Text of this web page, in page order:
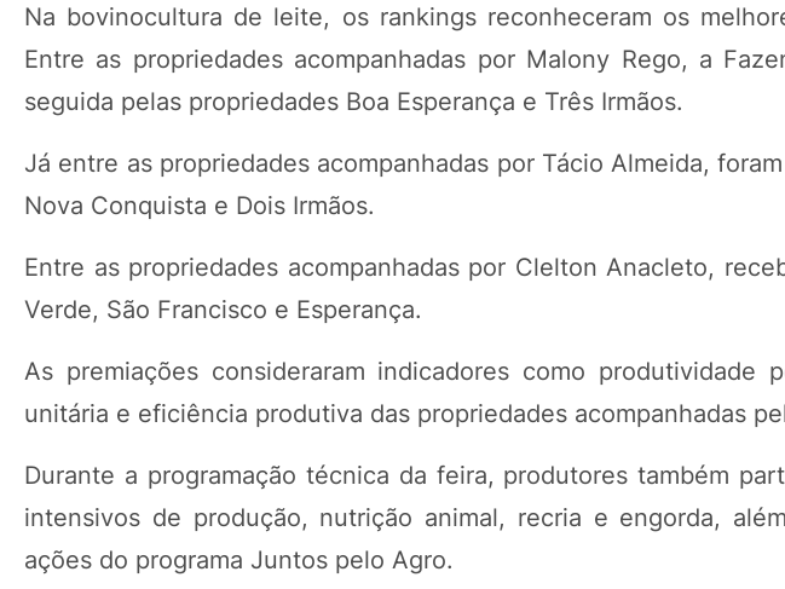
Na bovinocultura de leite, os rankings reconheceram os
Entre as propriedades acompanhadas por Malony Rego, a
seguida pelas propriedades Boa Esperança e Três Irmãos.
Já entre as propriedades acompanhadas por Tácio Almeida,
Nova Conquista e Dois Irmãos.
Entre as propriedades acompanhadas por Clelton Anacleto,
Verde, São Francisco e Esperança.
As premiações consideraram indicadores como produtividade
unitária e eficiência produtiva das propriedades acompanhadas
Durante a programação técnica da feira, produtores também
intensivos de produção, nutrição animal, recria e engorda,
ações do programa Juntos pelo Agro.